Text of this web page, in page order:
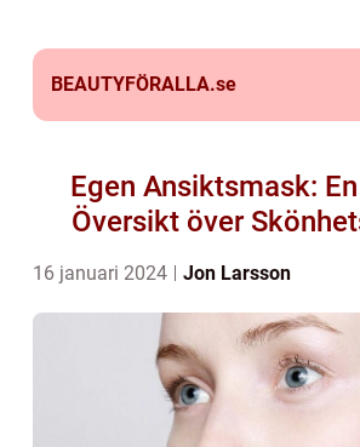
BEAUTYFÖRALLA.se
Egen Ansiktsmask:
Översikt över
16 januari 2024 Jon Larsson